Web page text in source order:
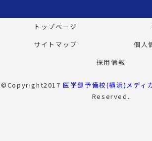
トップページ
サイトマップ
個人
採用情報
©Copyright2017医学部予備校(横浜)メディ
Reserved.